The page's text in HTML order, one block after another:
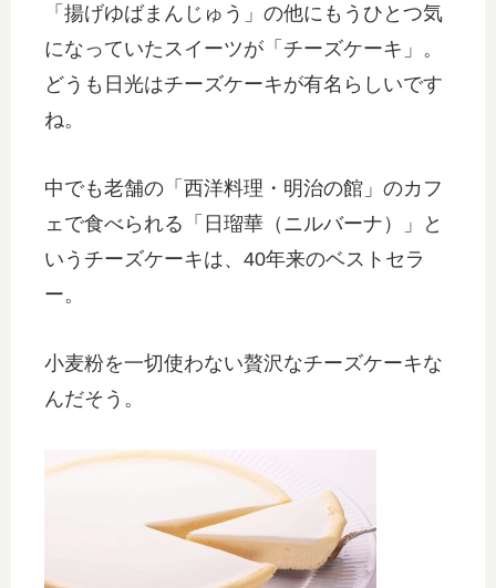
「揚げゆばまんじゅう」の他にもうひとつ気
になっていたスイーツが「チーズケーキ」。
どうも日光はチーズケーキが有名らしいです
ね。
中でも老舗の「西洋料理・明治の館」のカフ
ェで食べられる「日瑠華（ニルバーナ）」と
いうチーズケーキは、40年来のベストセラ
ー。
小麦粉を一切使わない贅沢なチーズケーキな
んだそう。